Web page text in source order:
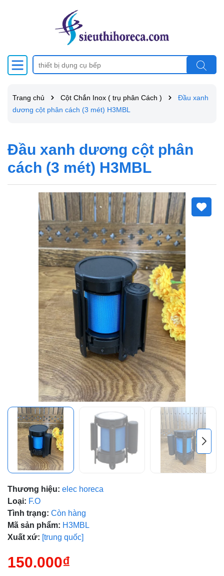
Trang chủ Cột Chắn Inox ( trụ phân Cách )
Đầu xanh
dương cột phân cách (3 mét) H3MBL
Đầu xanh dương cột phân
cách (3 mét) H3MBL
Thương hiệu: elec horeca
Loại: F.O
Tình trạng: Còn hàng
Mã sản phẩm: H3MBL
Xuất xứ: [trung quốc]
150.000₫
Điều kiện: